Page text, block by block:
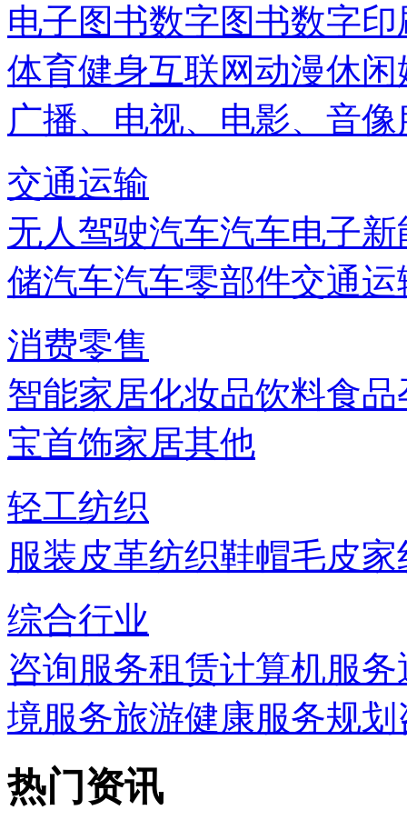
电子图书数字图书数字印
体育健身互联网动漫休闲
广播、电视、电影、音像
交通运输
无人驾驶汽车汽车电子新
储汽车汽车零部件交通
消费零售
智能家居化妆品饮料食品
宝首饰家居其他
轻工纺织
服装皮革纺织鞋帽毛皮家
综合行业
咨询服务租赁计算机服务
境服务旅游健康服务规划
热门资讯